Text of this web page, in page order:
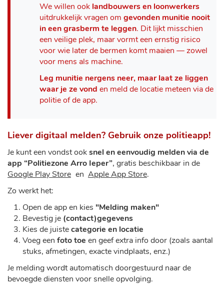
We willen ook landbouwers en loonwerkers
uitdrukkelijk vragen om gevonden munitie nooit
in een grasberm te leggen. Dit lijkt misschien
een veilige plek, maar vormt een ernstig risico
voor wie later de bermen komt maaien — zowel
voor mens als machine.
Leg munitie nergens neer, maar laat ze liggen
waar je ze vond en meld de locatie meteen via de
politie of de app.
Liever digitaal melden? Gebruik onze politieapp!
Je kunt een vondst ooksnel en eenvoudig melden via de
app “Politiezone Arro Ieper”, gratis beschikbaar in de
Google Play Store en Apple App Store.
Zo werkt het:
Open de app en kies "Melding maken"
Bevestig je (contact)gegevens
Kies de juistecategorie en locatie
Voeg een foto toe en geef extra info door (zoals aantal
stuks, afmetingen, exacte vindplaats, enz.)
Je melding wordt automatisch doorgestuurd naar de
bevoegde diensten voor snelle opvolging.